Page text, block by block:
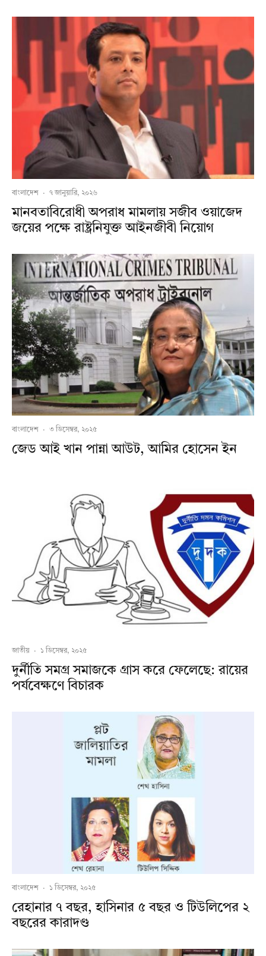
বাংলাদেশ · ৭ জানুয়ারি, ২০২৬
মানবতাবিরোধী অপরাধ মামলায় সজীব ওয়াজেদ
জয়ের পক্ষে রাষ্ট্রনিযুক্ত আইনজীবী নিয়োগ
বাংলাদেশ · ৩ ডিসেম্বর, ২০২৫
জেড আই খান পান্না আউট, আমির হোসেন ইন
জাতীয় · ১ ডিসেম্বর, ২০২৫
দুর্নীতি সমগ্র সমাজকে গ্রাস করে ফেলেছে: রায়ের
পর্যবেক্ষণে বিচারক
বাংলাদেশ · ১ ডিসেম্বর, ২০২৫
রেহানার ৭ বছর, হাসিনার ৫ বছর ও টিউলিপের ২
বছরের কারাদণ্ড